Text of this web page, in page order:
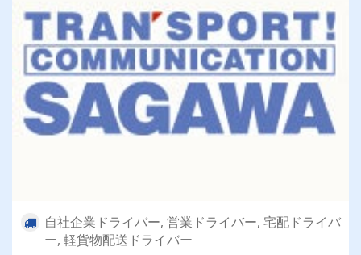
自社企業ドライバー, 営業ドライバー, 宅配ドライバ
ー, 軽貨物配送ドライバー